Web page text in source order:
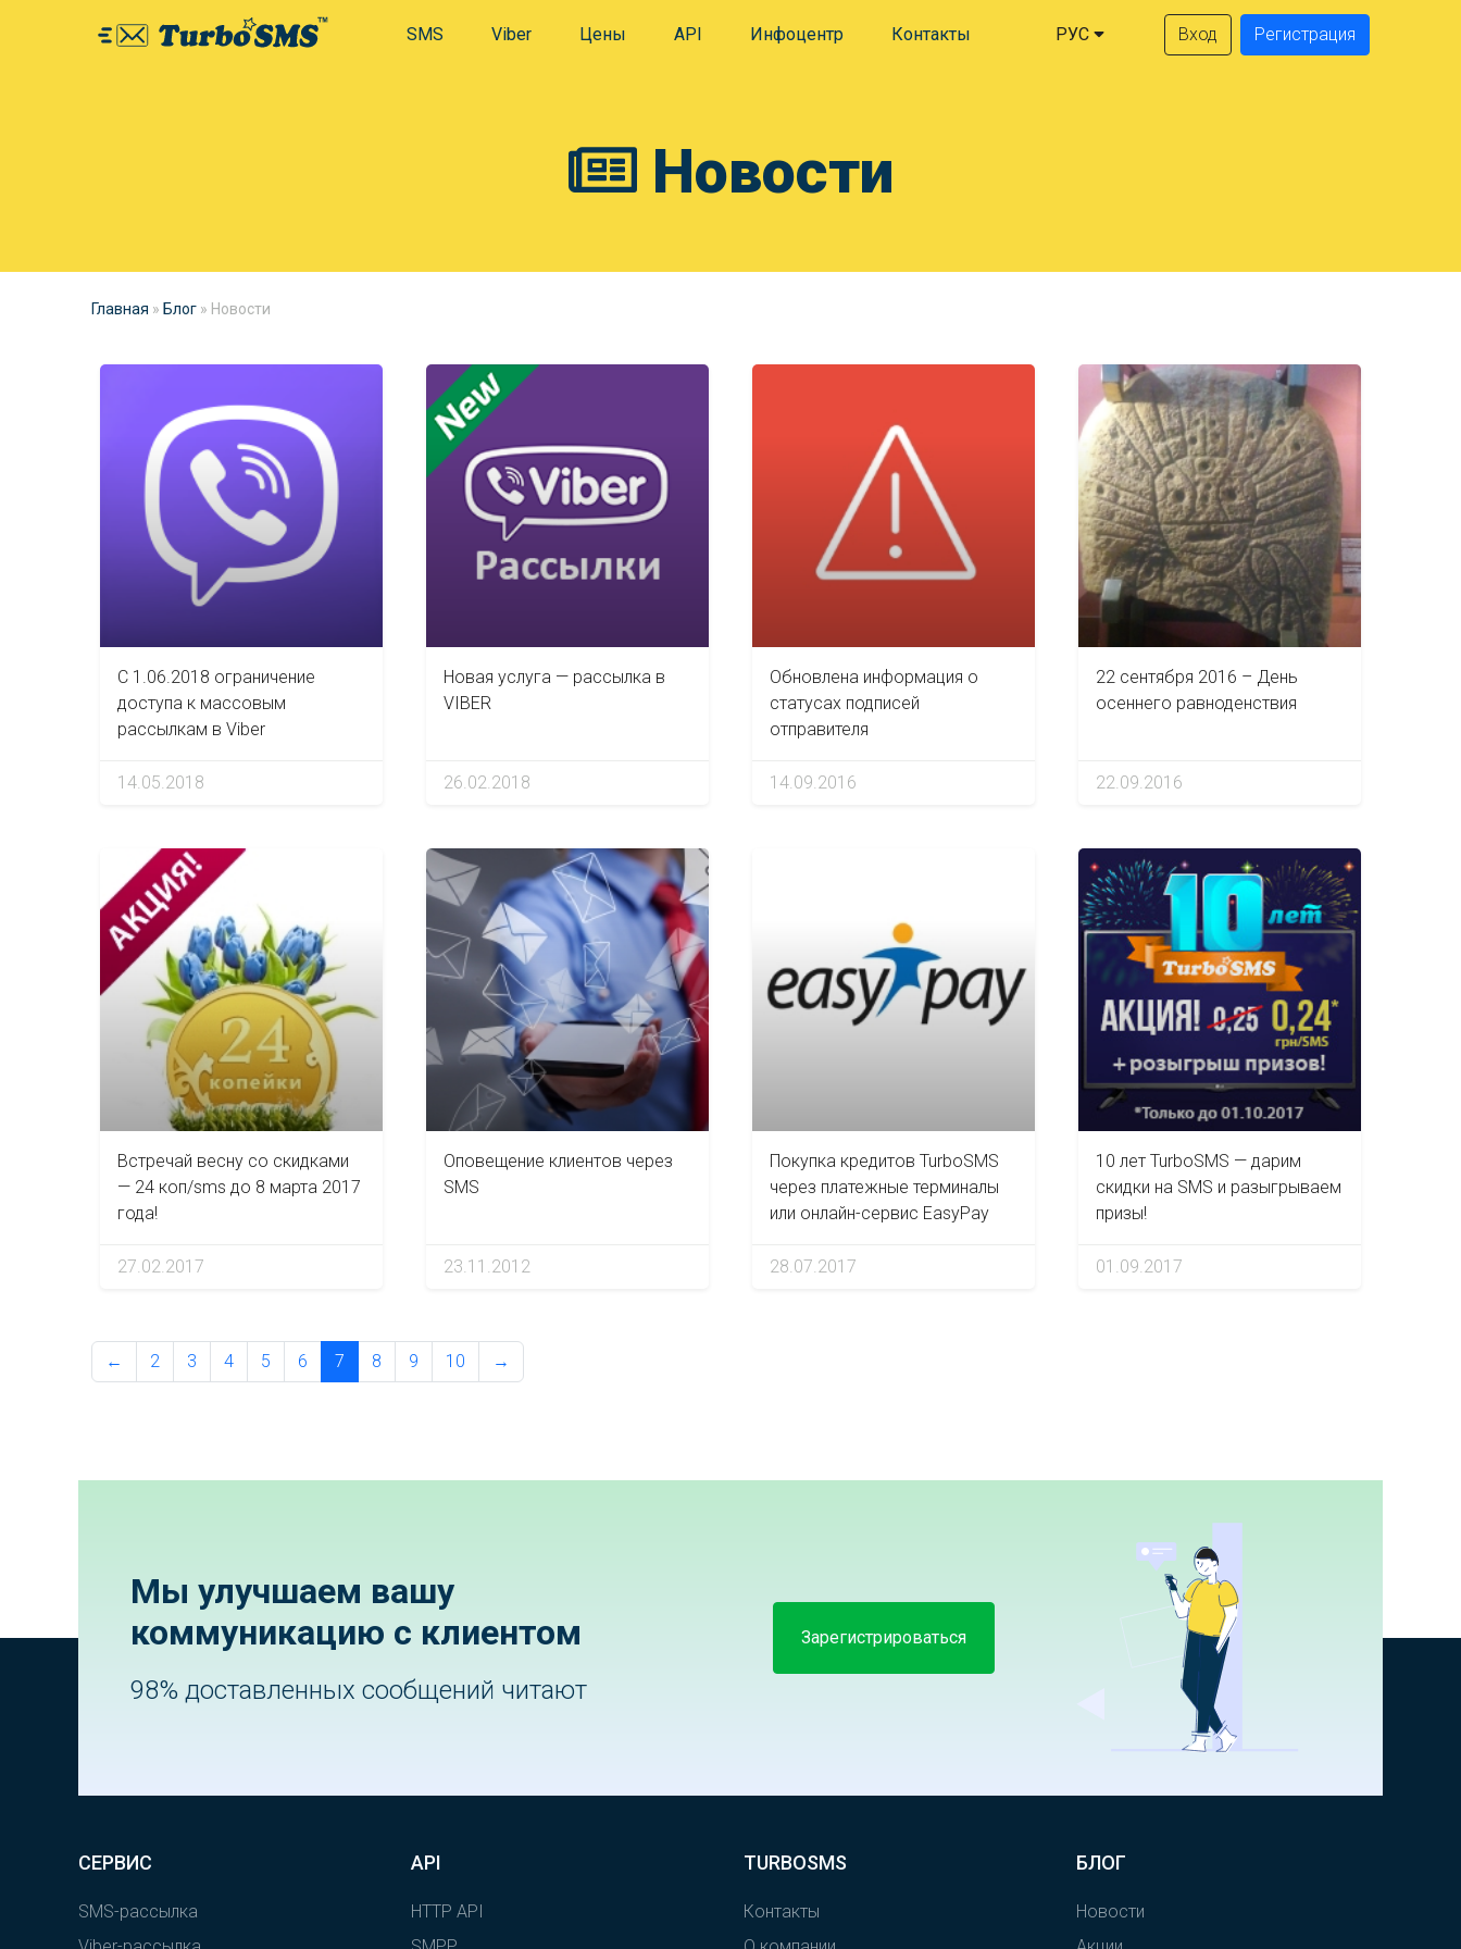
SMS Viber Цены API Инфоцентр Контакты РУС Вход Регистрация
Новости
Главная » Блог » Новости
С 1.06.2018 ограничение
доступа к массовым
рассылкам в Viber
14.05.2018
Новая услуга — рассылка в
VIBER
26.02.2018
Обновлена информация о
статусах подписей
отправителя
14.09.2016
22 сентября 2016 – День
осеннего равноденствия
22.09.2016
Встречай весну со скидками
— 24 коп/sms до 8 марта 2017
года!
27.02.2017
Оповещение клиентов через
SMS
23.11.2012
Покупка кредитов TurboSMS
через платежные терминалы
или онлайн-сервис EasyPay
28.07.2017
10 лет TurboSMS — дарим
скидки на SMS и разыгрываем
призы!
01.09.2017
← 2 3 4 5 6 7 8 9 10 →
Мы улучшаем вашу
коммуникацию с клиентом
98% доставленных сообщений читают
Зарегистрироваться
СЕРВИС
SMS-рассылка
API
HTTP API
TURBOSMS
Контакты
БЛОГ
Новости